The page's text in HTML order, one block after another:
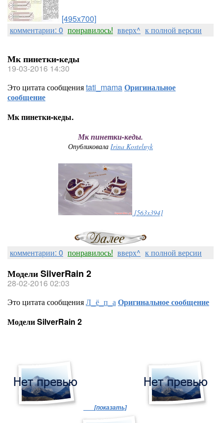
[495x700]
комментарии: 0 понравилось! вверх^ к полной версии
Мк пинетки-кеды
19-03-2016 14:30
Это цитата сообщенияtati_mamaОригинальное
сообщение
Мк пинетки-кеды.
Мк пинетки-кеды.
Опубликовала Irina Kostelnyk
[563x394]
комментарии: 0 понравилось! вверх^ к полной версии
Модели SilverRain 2
28-02-2016 02:03
Это цитата сообщенияЛ_ё_п_аОригинальное сообщение
Модели SilverRain 2
[показать]